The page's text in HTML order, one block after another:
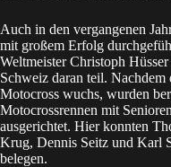
Auch in den vergangenen
mit großem Erfolg
Weltmeister Christoph
Schweiz daran teil. Nachdem
Motocross wuchs, wurden
Motocrossrennen mit
ausgerichtet. Hier konnten
Krug, Dennis Seitz und Karl
belegen.